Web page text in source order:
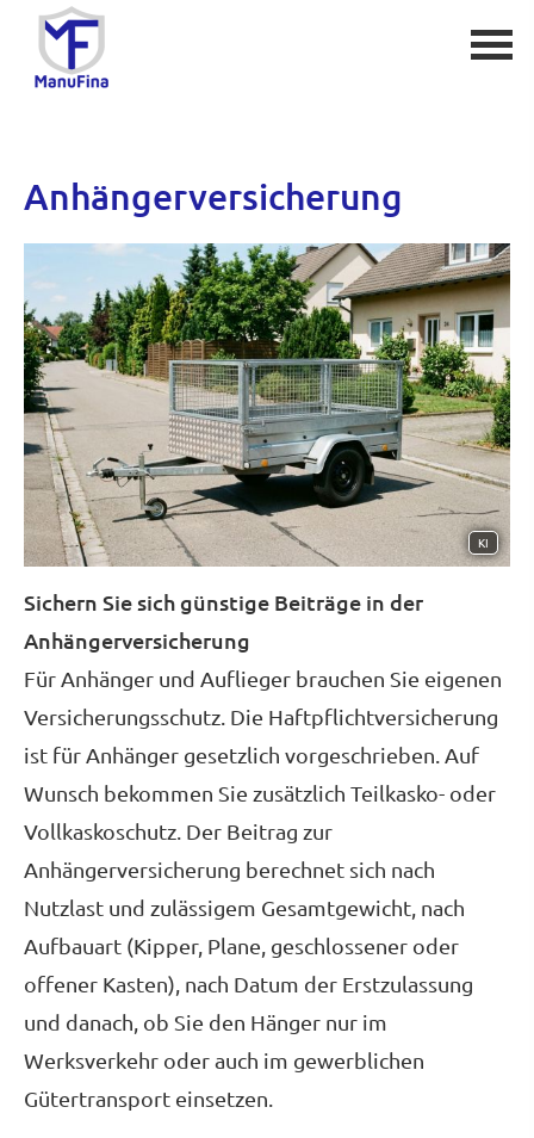
Anhängerversicherung
KI
Sichern Sie sich günstige Beiträge in der
Anhängerversicherung
Für Anhänger und Auflieger brauchen Sie eigenen
Versicherungsschutz. Die Haft­pflichtversicherung
ist für Anhänger gesetzlich vorgeschrieben. Auf
Wunsch bekommen Sie zusätzlich Teilkasko- oder
Vollkaskoschutz. Der Beitrag zur
Anhängerversicherung berechnet sich nach
Nutzlast und zulässigem Gesamtgewicht, nach
Aufbauart (Kipper, Plane, geschlossener oder
offener Kasten), nach Datum der Erstzulassung
und danach, ob Sie den Hänger nur im
Werksverkehr oder auch im gewerblichen
Gütertransport einsetzen.